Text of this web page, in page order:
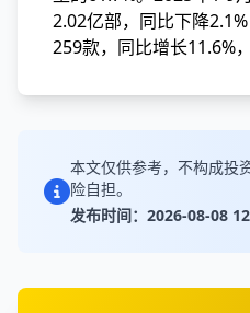
2.02亿部，同比下降
259款，同比增长11.6%
本文仅供参考，不构成投
险自担。
发布时间：2026-08-08